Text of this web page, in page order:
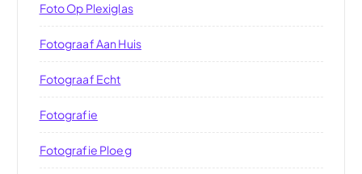
Foto Op Plexiglas
Fotograaf Aan Huis
Fotograaf Echt
Fotografie
Fotografie Ploeg